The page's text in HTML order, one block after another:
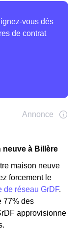
neuve à Billère
maison neuve
forcement le
de réseau GrDF.
77% des
approvisionne